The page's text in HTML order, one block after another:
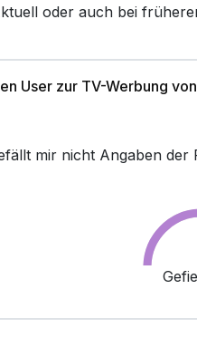
oder auch bei
User zur TV-Werbung
mir nicht Angaben der